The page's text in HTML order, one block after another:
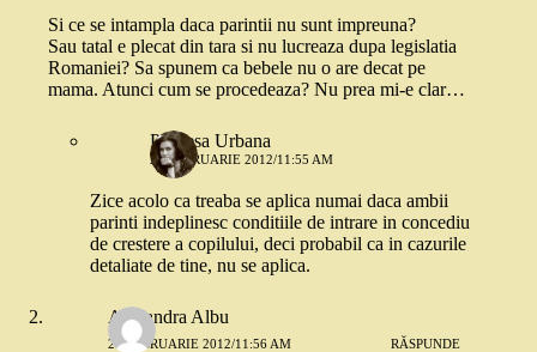
Si ce se intampla daca parintii nu sunt impreuna?
Sau tatal e plecat din tara si nu lucreaza dupa legislatia
Romaniei? Sa spunem ca bebele nu o are decat pe
mama. Atunci cum se procedeaza? Nu prea mi-e clar…
Printesa Urbana
20 FEBRUARIE 2012/11:55 AM
Zice acolo ca treaba se aplica numai daca ambii
parinti indeplinesc conditiile de intrare in concediu
de crestere a copilului, deci probabil ca in cazurile
detaliate de tine, nu se aplica.
Alexandra Albu
20 FEBRUARIE 2012/11:56 AM RĂSPUNDE